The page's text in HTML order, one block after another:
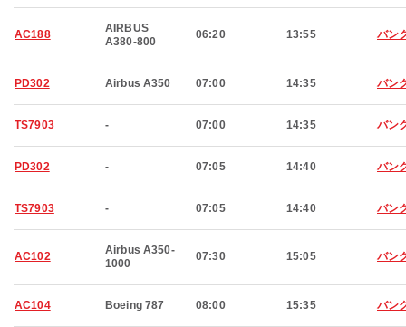
AC188
AIRBUS
A380-800
06:20 13:55 バン
PD302 Airbus A350 07:00 14:35 バン
TS7903 - 07:00 14:35 バン
PD302 - 07:05 14:40 バン
TS7903 - 07:05 14:40 バン
AC102
Airbus A350-
1000
07:30 15:05 バン
AC104 Boeing 787 08:00 15:35 バン